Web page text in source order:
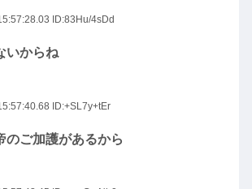
ID:83Hu/4sDd
いからね
ID:+SL7y+tEr
のご加護があるから